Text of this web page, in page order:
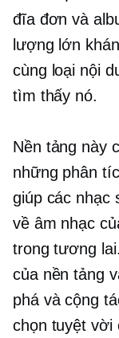
đĩa đơn và
lượng lớn
cùng loại nội
tìm thấy nó.
Nền tảng này
những phân
giúp các nhạc
về âm nhạc
trong tương
của nền tảng
phá và cộng
chọn tuyệt vời